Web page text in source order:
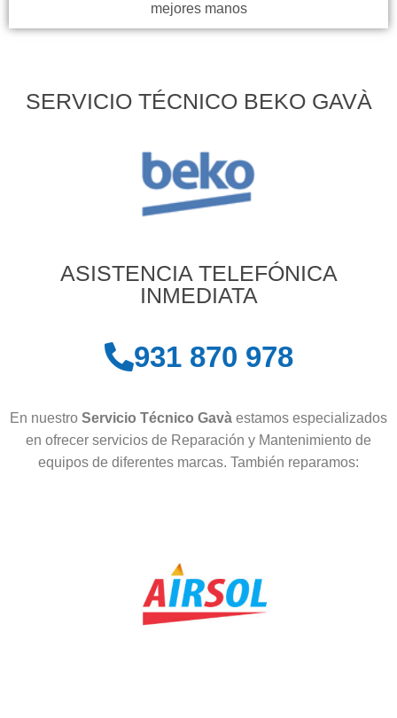
mejores manos
SERVICIO TÉCNICO BEKO GAVÀ
ASISTENCIA TELEFÓNICA
INMEDIATA
931 870 978
En nuestro Servicio Técnico Gavà estamos especializados
en ofrecer servicios de Reparación y Mantenimiento de
equipos de diferentes marcas. También reparamos: